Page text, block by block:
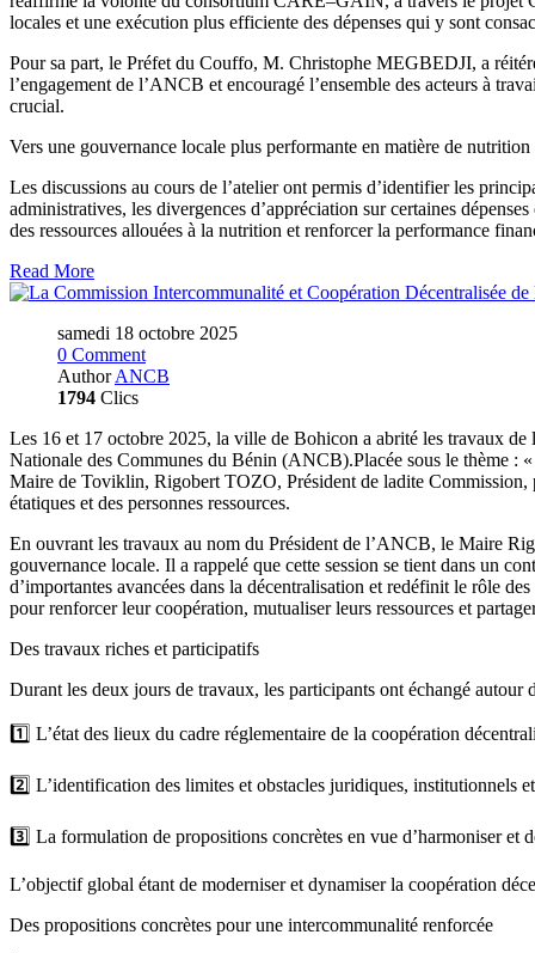
locales et une exécution plus efficiente des dépenses qui y sont
Pour sa part, le Préfet du Couffo, M. Christophe MEGBEDJI, a
l’engagement de l’ANCB et encouragé l’ensemble des acteurs à
crucial.
Vers une gouvernance locale plus performante en matière de nutrition
Les discussions au cours de l’atelier ont permis d’identifier les
administratives, les divergences d’appréciation sur certaines
des ressources allouées à la nutrition et renforcer la performance
Read More
samedi 18 octobre 2025
0 Comment
AuthorANCB
1794 Clics
Les 16 et 17 octobre 2025, la ville de Bohicon a abrité les travaux
Nationale des Communes du Bénin (ANCB).Placée sous le thème :
Maire de Toviklin, Rigobert TOZO, Président de ladite Commission,
étatiques et des personnes ressources.
En ouvrant les travaux au nom du Président de l’ANCB, le Maire
gouvernance locale. Il a rappelé que cette session se tient dans un
d’importantes avancées dans la décentralisation et redéfinit le rôle
pour renforcer leur coopération, mutualiser leurs ressources et
Des travaux riches et participatifs
Durant les deux jours de travaux, les participants ont échangé
1️⃣ L’état des lieux du cadre réglementaire de la coopération
2️⃣ L’identification des limites et obstacles juridiques, institutionnels
3️⃣ La formulation de propositions concrètes en vue d’harmoniser et
L’objectif global étant de moderniser et dynamiser la coopération
Des propositions concrètes pour une intercommunalité renforcée